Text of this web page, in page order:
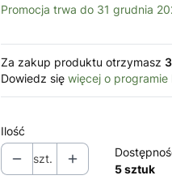
Promocja trwa do 31 grudnia
Za zakup produktu otrzymasz
Dowiedz się więcej o programie
Ilość
szt.
5 sztuk